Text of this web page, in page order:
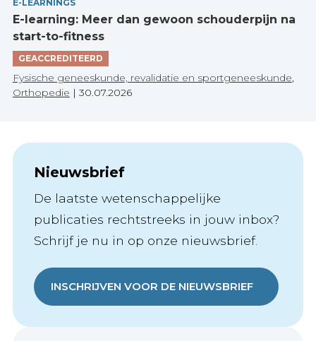
E-LEARNINGS
E-learning: Meer dan gewoon schouderpijn na
start-to-fitness
GEACCREDITEERD
Fysische geneeskunde, revalidatie en sportgeneeskunde
Orthopedie | 30.07.2026
Nieuwsbrief
De laatste wetenschappelijke
publicaties rechtstreeks in jouw inbox?
Schrijf je nu in op onze nieuwsbrief.
INSCHRIJVEN VOOR DE NIEUWSBRIEF